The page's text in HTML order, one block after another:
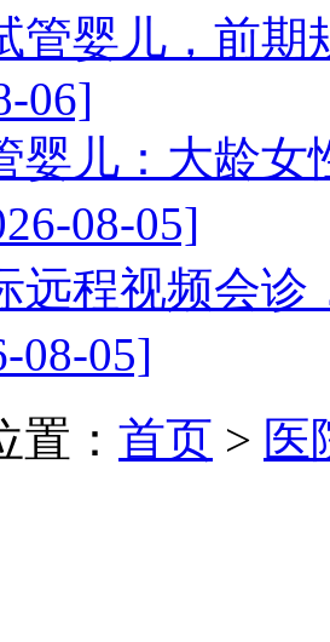
管婴儿，前
06]
婴儿：大龄
08-05]
远程视频会诊
08-05]
： 首页 > 医